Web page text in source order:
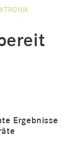
Ergebnisse